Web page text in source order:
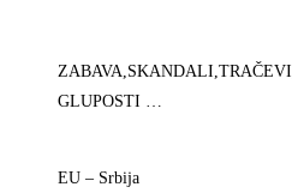
GLUPOSTI …
EU – Srbija